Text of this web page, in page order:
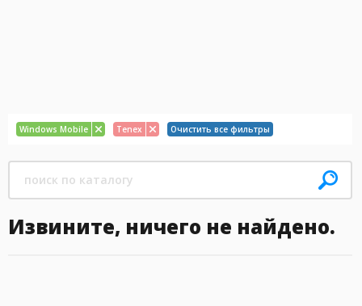
Windows Mobile Tenex Очистить все фильтры
Извините, ничего не найдено.